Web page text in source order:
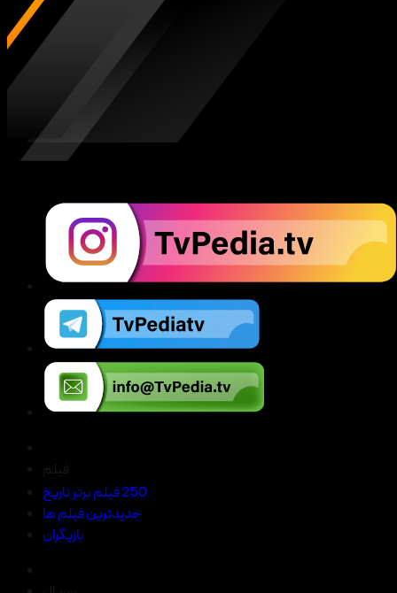
250 فیلم برتر تاریخ
جدیدترین فیلم ها
بازیگران